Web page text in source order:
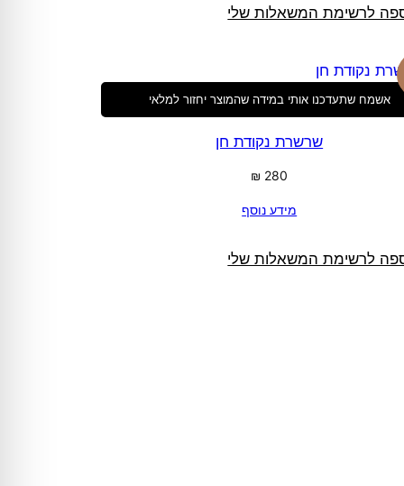
לרשימת המשאלות שלי
אשמח שתעדכנו אותי במידה שהמוצר יחזור למלאי
שרשרת נקודת חן
₪ 280
מידע נוסף
לרשימת המשאלות שלי